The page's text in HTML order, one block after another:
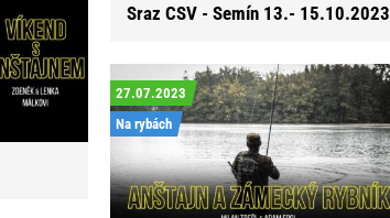
Sraz CSV - Semín 13.- 15.10.2023
27.07.2023
Na rybách